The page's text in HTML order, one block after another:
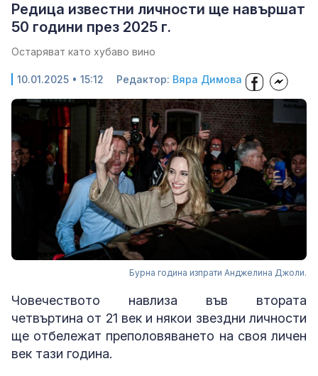
Редица известни личности ще навършат
50 години през 2025 г.
Остаряват като хубаво вино
10.01.2025 • 15:12 Редактор: Вяра Димова
Бурна година изпрати Анджелина Джоли.
Човечеството навлиза във втората
четвъртина от 21 век и някои звездни личности
ще отбележат преполовяването на своя личен
век тази година.